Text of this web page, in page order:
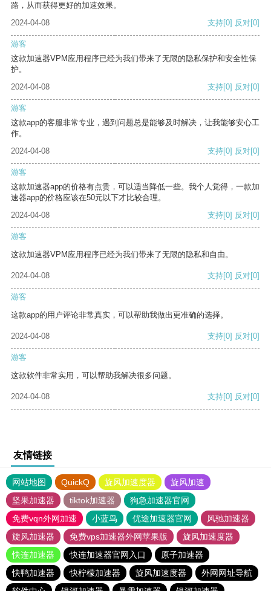
路，从而获得更好的加速效果。
2024-04-08
支持[0] 反对[0]
游客
这款加速器VPM应用程序已经为我们带来了无限的隐私保护和安全性保
护。
2024-04-08
支持[0] 反对[0]
游客
这款app的客服非常专业，遇到问题总是能够及时解决，让我能够安心工
作。
2024-04-08
支持[0] 反对[0]
游客
这款加速器app的价格有点贵，可以适当降低一些。我个人觉得，一款加
速器app的价格应该在50元以下才比较合理。
2024-04-08
支持[0] 反对[0]
游客
这款加速器VPM应用程序已经为我们带来了无限的隐私和自由。
2024-04-08 支持[0] 反对[0]
游客
这款app的用户评论非常真实，可以帮助我做出更准确的选择。
2024-04-08 支持[0] 反对[0]
游客
这款软件非常实用，可以帮助我解决很多问题。
2024-04-08 支持[0] 反对[0]
友情链接
网站地图 QuickQ 旋风加速度器
旋风加速
坚果加速器
tiktok加速器
狗急加速器官网
免费vqn外网加速
小蓝鸟 优途加速器官网
风驰加速器
旋风加速器
免费vps加速器外网苹果版
旋风加速度器
快连加速器
快连加速器官网入口
原子加速器
快鸭加速器
快柠檬加速器 旋风加速度器
外网网址导航